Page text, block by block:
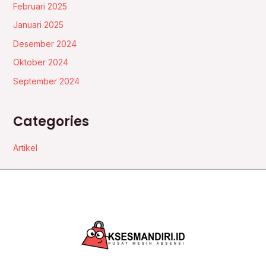
Februari 2025
Januari 2025
Desember 2024
Oktober 2024
September 2024
Categories
Artikel